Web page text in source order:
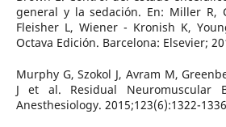
general y la sedación. En: Miller R,
Fleisher L, Wiener - Kronish K,
Octava Edición. Barcelona: Elsevier;
Murphy G, Szokol J, Avram M,
J et al. Residual Neuromuscular
Anesthesiology. 2015;123(6):1322-